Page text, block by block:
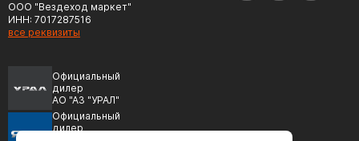
ООО "Вездеход маркет"
ИНН: 7017287516
все реквизиты
Официальный
дилер
АО "АЗ "УРАЛ"
Официальный
дилер